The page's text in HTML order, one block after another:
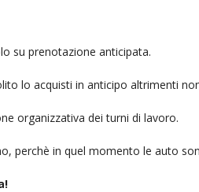
su prenotazione anticipata.
lo acquisti in anticipo altrimenti
organizzativa dei turni di lavoro.
perchè in quel momento le auto